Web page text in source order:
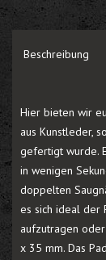
Beschreibung
Hier bieten wir
aus Kunstleder,
gefertigt wurde.
in wenigen
doppelten
es sich ideal der
aufzutragen
x 35 mm. Das